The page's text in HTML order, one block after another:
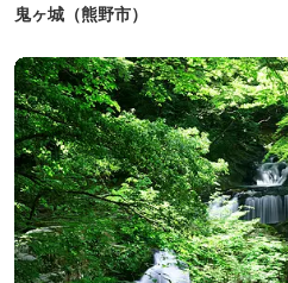
鬼ヶ城（熊野市）